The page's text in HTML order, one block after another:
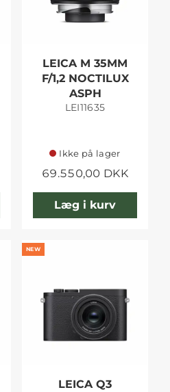
LEICA M 35MM
F/1,2 NOCTILUX
ASPH
LEI11635
Ikke på lager
69.550,00 DKK
Læg i kurv
NEW
LEICA Q3